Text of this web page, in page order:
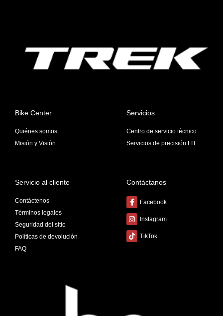
Bike Center
Quiénes somos
Misión y Visión
Servicios
Centro de servicio técnico
Servicios de precisión FIT
Servicio al cliente
Contáctenos
Términos legales
Seguridad del sitio
Políticas de devolución
FAQ
Contáctanos
Facebook
Instagram
TikTok